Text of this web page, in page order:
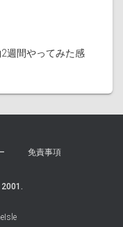
週間やってみた感
免責事項